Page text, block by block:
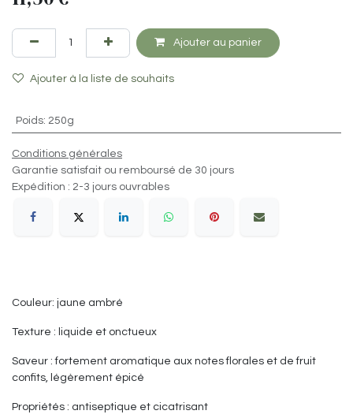
Ajouter au panier
Ajouter à la liste de souhaits
Poids: 250g
Conditions générales
Garantie satisfait ou remboursé de 30 jours
Expédition : 2-3 jours ouvrables
Couleur: jaune ambré
Texture : liquide et onctueux
Saveur : fortement aromatique aux notes florales et de fruit
confits, légèrement épicé
Propriétés : antiseptique et cicatrisant